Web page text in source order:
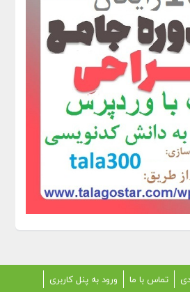
تماس با ما
ورود به پنل کاربری